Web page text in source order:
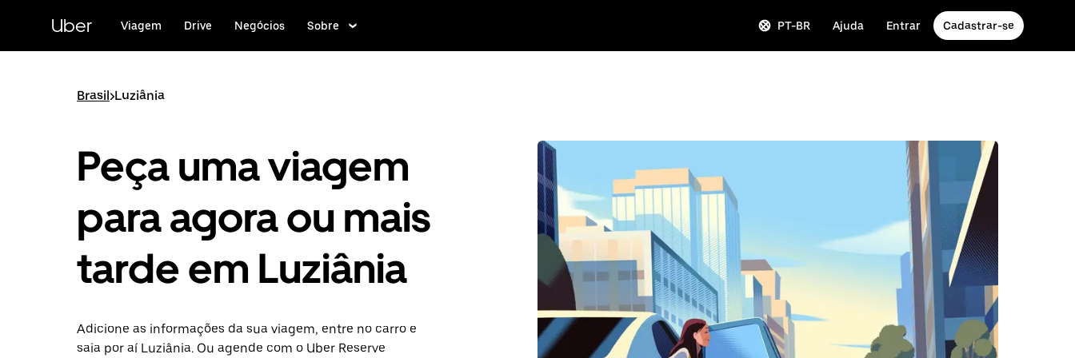
conteúdo
Uber Viagem Drive Negócios Sobre PT-BR Ajuda Entrar Cadastrar-se
Brasil>Luziânia
Peça uma viagem
para agora ou mais
tarde em Luziânia
Adicione as informações da sua viagem, entre no carro e
saia por aí Luziânia. Ou agende com o Uber Reserve